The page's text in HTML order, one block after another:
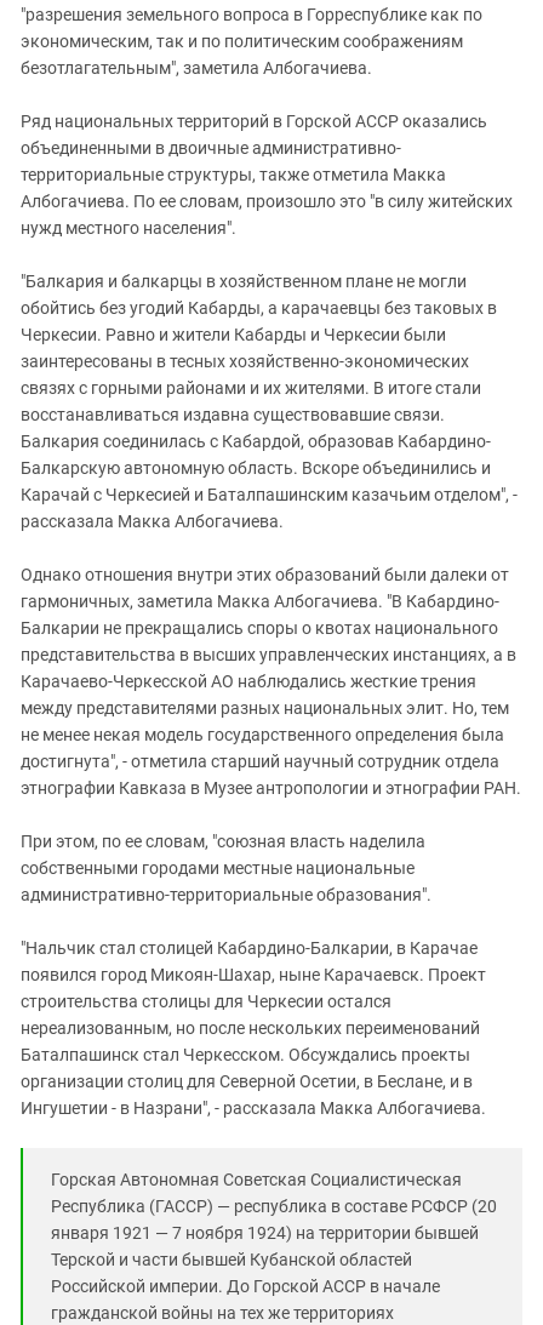
"разрешения земельного вопроса в Горреспублике как по
экономическим, так и по политическим соображениям
безотлагательным", заметила Албогачиева.
Ряд национальных территорий в Горской АССР оказались
объединенными в двоичные административно-
территориальные структуры, также отметила Макка
Албогачиева. По ее словам, произошло это "в силу житейских
нужд местного населения".
"Балкария и балкарцы в хозяйственном плане не могли
обойтись без угодий Кабарды, а карачаевцы без таковых в
Черкесии. Равно и жители Кабарды и Черкесии были
заинтересованы в тесных хозяйственно-экономических
связях с горными районами и их жителями. В итоге стали
восстанавливаться издавна существовавшие связи.
Балкария соединилась с Кабардой, образовав Кабардино-
Балкарскую автономную область. Вскоре объединились и
Карачай с Черкесией и Баталпашинским казачьим отделом", -
рассказала Макка Албогачиева.
Однако отношения внутри этих образований были далеки от
гармоничных, заметила Макка Албогачиева. "В Кабардино-
Балкарии не прекращались споры о квотах национального
представительства в высших управленческих инстанциях, а в
Карачаево-Черкесской АО наблюдались жесткие трения
между представителями разных национальных элит. Но, тем
не менее некая модель государственного определения была
достигнута", - отметила старший научный сотрудник отдела
этнографии Кавказа в Музее антропологии и этнографии РАН.
При этом, по ее словам, "союзная власть наделила
собственными городами местные национальные
административно-территориальные образования".
"Нальчик стал столицей Кабардино-Балкарии, в Карачае
появился город Микоян-Шахар, ныне Карачаевск. Проект
строительства столицы для Черкесии остался
нереализованным, но после нескольких переименований
Баталпашинск стал Черкесском. Обсуждались проекты
организации столиц для Северной Осетии, в Беслане, и в
Ингушетии - в Назрани", - рассказала Макка Албогачиева.
Горская Автономная Советская Социалистическая
Республика (ГАССР) — республика в составе РСФСР (20
января 1921 — 7 ноября 1924) на территории бывшей
Терской и части бывшей Кубанской областей
Российской империи. До Горской АССР в начале
гражданской войны на тех же территориях